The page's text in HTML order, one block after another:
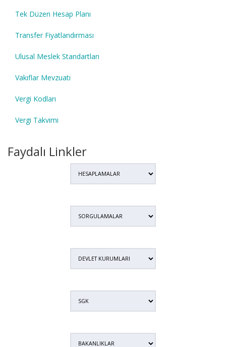
Tek Düzen Hesap Planı
Transfer Fiyatlandırması
Ulusal Meslek Standartları
Vakıflar Mevzuatı
Vergi Kodları
Vergi Takvimi
Faydalı Linkler